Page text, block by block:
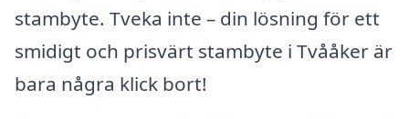
stambyte. Tveka inte – din lösning för ett
smidigt och prisvärt stambyte i Tvååker är
bara några klick bort!